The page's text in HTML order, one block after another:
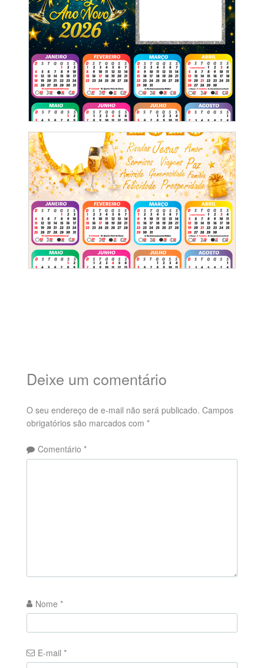
Deixe um comentário
O seu endereço de e-mail não será publicado. Campos
obrigatórios são marcados com *
Comentário *
Nome *
E-mail *